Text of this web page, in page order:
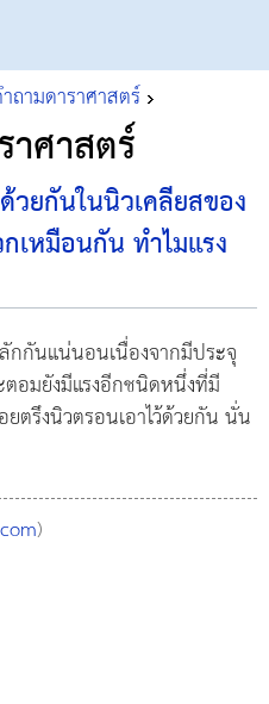
ถามดาราศาสตร์
ศาสตร์
วยกันในนิวเคลียสของ
เหมือนกัน ทำไมแรง
กกันแน่นอนเนื่องจากมีประจุ
อมยังมีแรงอีกชนิดหนึ่งที่มี
ตรึงนิวตรอนเอาไว้ด้วยกัน นั่น
)